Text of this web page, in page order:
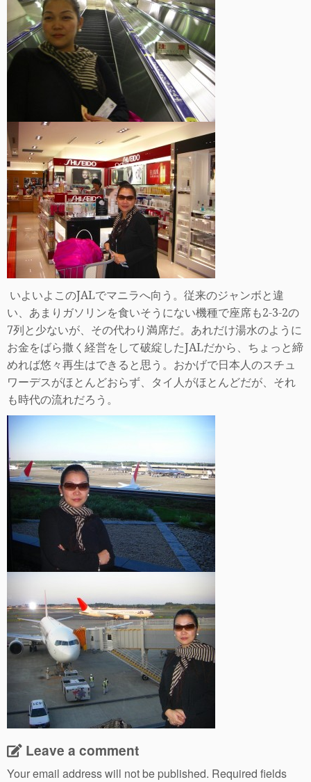
いよいよこのJALでマニラへ向う。従来のジャンボと違
い、あまりガソリンを食いそうにない機種で座席も2-3-2の
7列と少ないが、その代わり満席だ。 あれだけ湯水のように
お金をばら撒く経営をして破綻したJALだから、ちょっと締
めれば悠々再生はできると思う。おかげで日本人のスチュ
ワーデスがほとんどおらず、タイ人がほとんどだが、それ
も時代の流れだろう。
Leave a comment
Your email address will not be published. Required fields